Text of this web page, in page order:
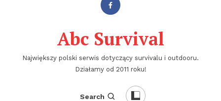
Abc Survival
Największy polski serwis dotyczący survivalu i outdooru.
Działamy od 2011 roku!
Search